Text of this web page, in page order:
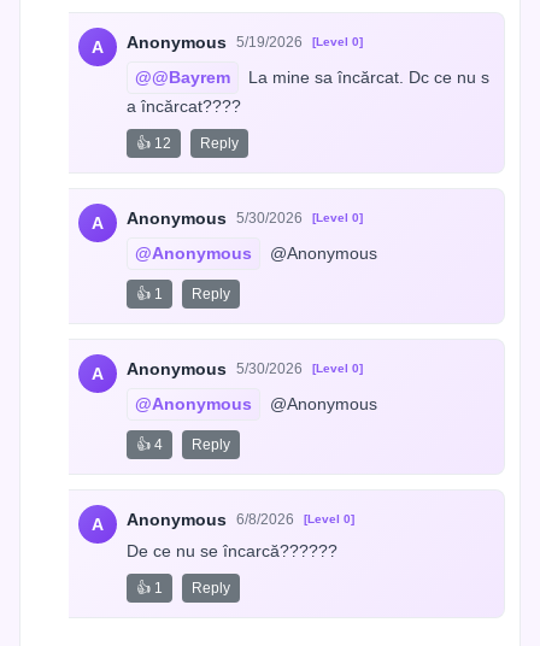
A Anonymous 5/19/2026 [Level 0]
@@Bayrem
La mine sa încărcat. Dc ce nu s
a încărcat????
👍 12 Reply
A Anonymous 5/30/2026 [Level 0]
@Anonymous @Anonymous
👍 1 Reply
A Anonymous 5/30/2026 [Level 0]
@Anonymous @Anonymous
👍 4 Reply
A Anonymous 6/8/2026 [Level 0]
De ce nu se încarcă??????
👍 1 Reply